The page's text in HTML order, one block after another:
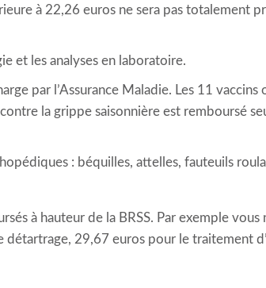
à 22,26 euros ne sera pas totalement
et les analyses en laboratoire.
par l’Assurance Maladie. Les 11
la grippe saisonnière est remboursé
: béquilles, attelles, fauteuils
à hauteur de la BRSS. Par exemple
29,67 euros pour le traitement